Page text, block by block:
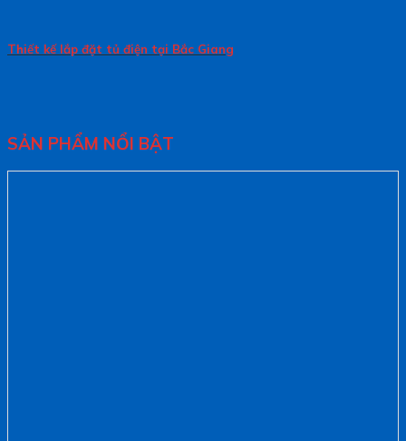
Thiết kế lắp đặt tủ điện tại Bắc Giang
SẢN PHẨM NỔI BẬT